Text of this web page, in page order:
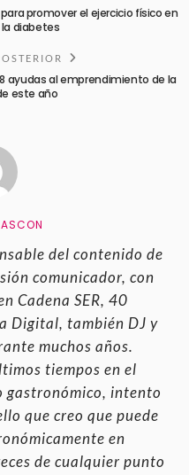
promover el ejercicio físico en
diabetes
ayudas al emprendimiento de la
este año
del contenido de
comunicador, con
Cadena SER, 40
Digital, también DJ y
muchos años.
tiempos en el
gastronómico, intento
que creo que puede
en
de cualquier punto